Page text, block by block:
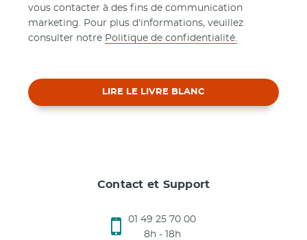
vous contacter à des fins de communication
marketing. Pour plus d'informations, veuillez
consulter notre Politique de confidentialité.
LIRE LE LIVRE BLANC
Contact et Support
01 49 25 70 00
8h - 18h